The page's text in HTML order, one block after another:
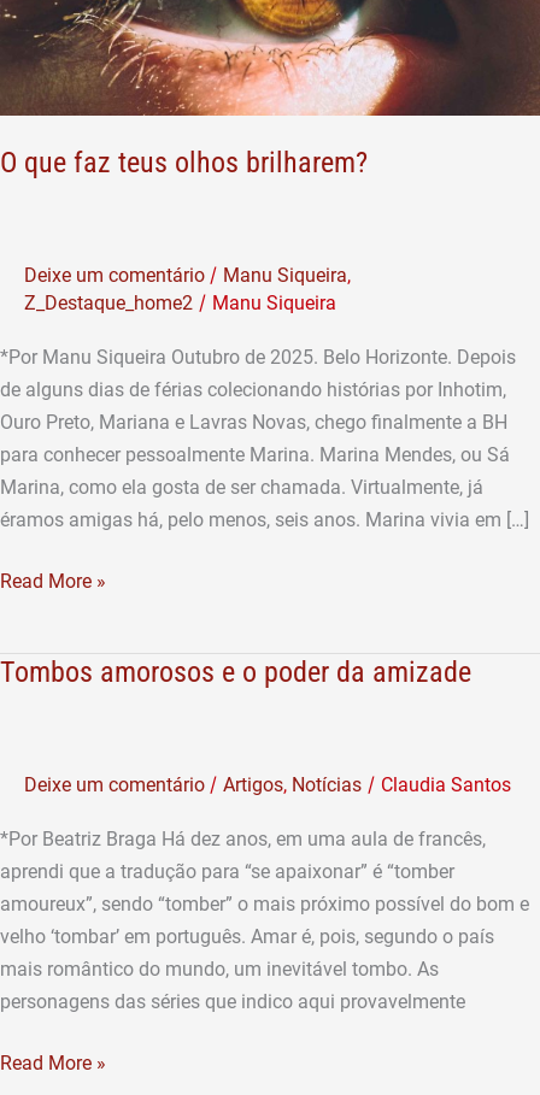
O que faz teus olhos brilharem?
Deixe um comentário / Manu Siqueira,
Z_Destaque_home2 / Manu Siqueira
*Por Manu Siqueira Outubro de 2025. Belo Horizonte. Depois
de alguns dias de férias colecionando histórias por Inhotim,
Ouro Preto, Mariana e Lavras Novas, chego finalmente a BH
para conhecer pessoalmente Marina. Marina Mendes, ou Sá
Marina, como ela gosta de ser chamada. Virtualmente, já
éramos amigas há, pelo menos, seis anos. Marina vivia em […]
Read More »
Tombos amorosos e o poder da amizade
Deixe um comentário / Artigos, Notícias / Claudia Santos
*Por Beatriz Braga Há dez anos, em uma aula de francês,
aprendi que a tradução para “se apaixonar” é “tomber
amoureux”, sendo “tomber” o mais próximo possível do bom e
velho ‘tombar’ em português. Amar é, pois, segundo o país
mais romântico do mundo, um inevitável tombo. As
personagens das séries que indico aqui provavelmente
Tombos
da
amizade
Read More »